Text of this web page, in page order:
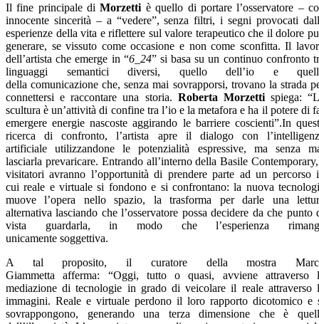
Il fine principale diMorzetti è quello di portare l’osservatore –
innocente sincerità – a “vedere”, senza filtri, i segni provocati
esperienze della vita e riflettere sul valore terapeutico che il dolore
generare, se vissuto come occasione e non come sconfitta. Il
dell’artista che emerge in “6_24” si basa su un continuo confronto
linguaggi semantici diversi, quello dell’io e
della comunicazione che, senza mai sovrapporsi, trovano la strada
connettersi e raccontare una storia. Roberta Morzetti spiega:
scultura è un’attività di confine tra l’io e la metafora e ha il potere di
emergere energie nascoste aggirando le barriere coscienti”.In
ricerca di confronto, l’artista apre il dialogo con
artificiale utilizzandone le potenzialità espressive, ma senza
lasciarla prevaricare. Entrando all’interno della Basile
visitatori avranno l’opportunità di prendere parte ad un percorso
cui reale e virtuale si fondono e si confrontano: la nuova
muove l’opera nello spazio, la trasforma per darle una
alternativa lasciando che l’osservatore possa decidere da che punto
vista guardarla, in modo che l’esperienza
unicamente soggettiva.
A tal proposito, il curatore della mostra
Giammetta afferma: “Oggi, tutto o quasi, avviene attraverso
mediazione di tecnologie in grado di veicolare il reale attraverso
immagini. Reale e virtuale perdono il loro rapporto dicotomico e
sovrappongono, generando una terza dimensione che è